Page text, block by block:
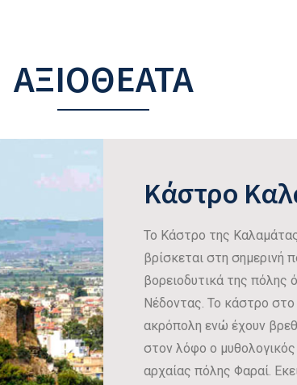
ΑΞΙΟΘΈΑΤΑ
Κάστρο
Το Κάστρο της
βρίσκεται στη σημερινή
βορειοδυτικά της
Νέδοντας. Το κάστρο
ακρόπολη ενώ έχουν
στον λόφο ο
αρχαίας πόλης Φαραί.